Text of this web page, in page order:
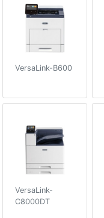
VersaLink-B600
VersaLink-
C8000DT